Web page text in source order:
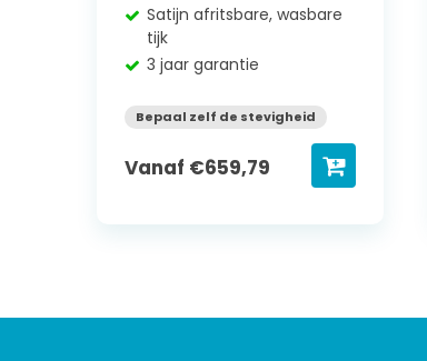
Satijn afritsbare, wasbare
tijk
3 jaar garantie
Bepaal zelf de stevigheid
Vanaf €659,79